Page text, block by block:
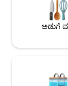
ದಂಪತಿಗಳು ಅಥವಾ
ಪಾಲೆರ್ಮೊದ
ಅಡುಗೆ